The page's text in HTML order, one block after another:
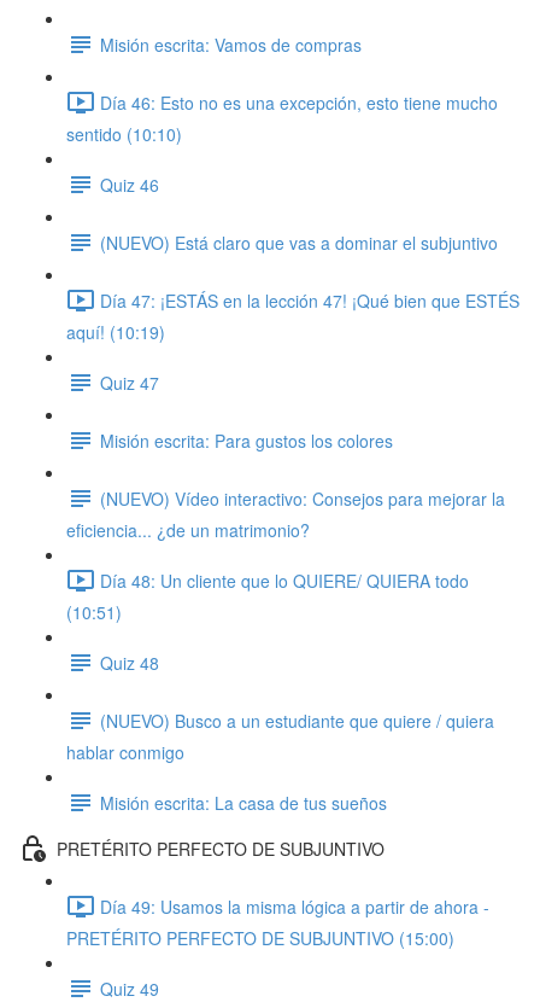
Misión escrita: Vamos de compras
Día 46: Esto no es una excepción, esto tiene mucho
sentido (10:10)
Quiz 46
(NUEVO) Está claro que vas a dominar el subjuntivo
Día 47: ¡ESTÁS en la lección 47! ¡Qué bien que ESTÉS
aquí! (10:19)
Quiz 47
Misión escrita: Para gustos los colores
(NUEVO) Vídeo interactivo: Consejos para mejorar la
eficiencia... ¿de un matrimonio?
Día 48: Un cliente que lo QUIERE/ QUIERA todo
(10:51)
Quiz 48
(NUEVO) Busco a un estudiante que quiere / quiera
hablar conmigo
Misión escrita: La casa de tus sueños
PRETÉRITO PERFECTO DE SUBJUNTIVO
Día 49: Usamos la misma lógica a partir de ahora -
PRETÉRITO PERFECTO DE SUBJUNTIVO (15:00)
Quiz 49